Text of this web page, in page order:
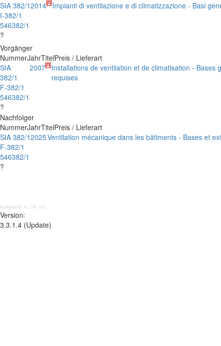
SIA 382/1
I-382/1
546382/1
?
2014 Impianti di ventilazione e di climatizzazione - Basi
Vorgänger
NummerJahrTitelPreis / Lieferart
SIA
382/1
F-382/1
546382/1
?
2007
Installations de ventilation et de climatisation - Bases
requises
Nachfolger
NummerJahrTitelPreis / Lieferart
SIA 382/1
F-382/1
546382/1
?
2025Ventilation mécanique dans les bâtiments - Bases et
Aufbereitet in: 181 ms;
Version:
3.3.1.4 (Update)